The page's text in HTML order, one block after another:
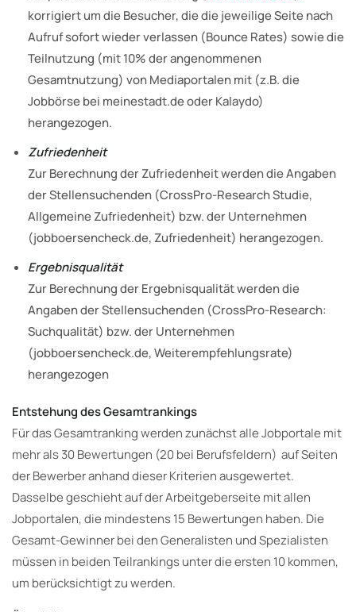
korrigiert um die Besucher, die die jeweilige Seite nach
Aufruf sofort wieder verlassen (Bounce Rates) sowie die
Teilnutzung (mit 10% der angenommenen
Gesamtnutzung) von Mediaportalen mit (z.B. die
Jobbörse bei meinestadt.de oder Kalaydo)
herangezogen.
Zufriedenheit
Zur Berechnung der Zufriedenheit werden die Angaben
der Stellensuchenden (CrossPro-Research Studie,
Allgemeine Zufriedenheit) bzw. der Unternehmen
(jobboersencheck.de, Zufriedenheit) herangezogen.
Ergebnisqualität
Zur Berechnung der Ergebnisqualität werden die
Angaben der Stellensuchenden (CrossPro-Research:
Suchqualität) bzw. der Unternehmen
(jobboersencheck.de, Weiterempfehlungsrate)
herangezogen
Entstehung des Gesamtrankings
Für das Gesamtranking werden zunächst alle Jobportale mit
mehr als 30 Bewertungen (20 bei Berufsfeldern) auf Seiten
der Bewerber anhand dieser Kriterien ausgewertet.
Dasselbe geschieht auf der Arbeitgeberseite mit allen
Jobportalen, die mindestens 15 Bewertungen haben. Die
Gesamt-Gewinner bei den Generalisten und Spezialisten
müssen in beiden Teilrankings unter die ersten 10 kommen,
um berücksichtigt zu werden.